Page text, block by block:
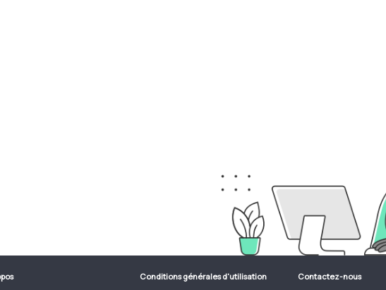
Conditions générales d'utilisation Contactez-nous